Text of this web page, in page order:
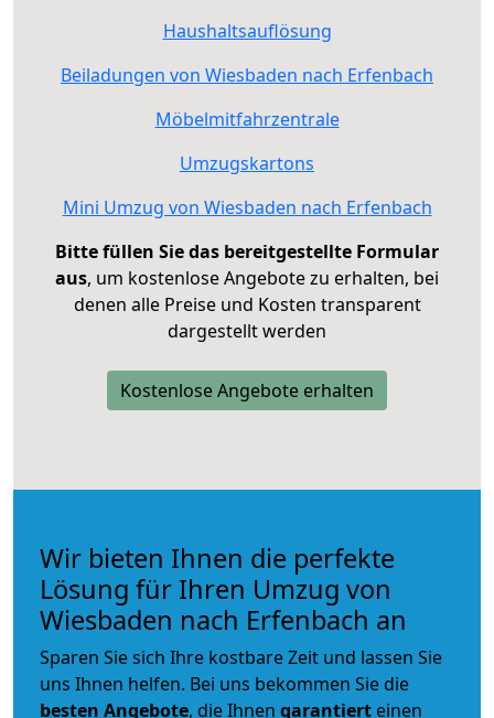
Haushaltsauflösung
Beiladungen von Wiesbaden nach Erfenbach
Möbelmitfahrzentrale
Umzugskartons
Mini Umzug von Wiesbaden nach Erfenbach
Bitte füllen Sie das bereitgestellte Formular
aus, um kostenlose Angebote zu erhalten, bei
denen alle Preise und Kosten transparent
dargestellt werden
Kostenlose Angebote erhalten
Wir bieten Ihnen die perfekte
Lösung für Ihren Umzug von
Wiesbaden nach Erfenbach an
Sparen Sie sich Ihre kostbare Zeit und lassen Sie
uns Ihnen helfen. Bei uns bekommen Sie die
besten Angebote, die Ihnen garantiert einen